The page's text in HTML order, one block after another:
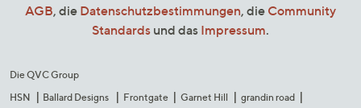
AGB, die Datenschutzbestimmungen, die Community
Standards und das Impressum.
Die QVC Group
HSN
Ballard Designs Frontgate Garnet Hill
grandin road